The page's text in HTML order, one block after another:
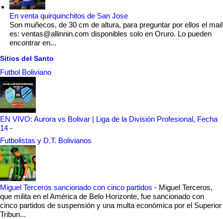
En venta quirquinchitos de San Jose
Son muñecos, de 30 cm de altura, para preguntar por ellos el mail
es: ventas@allinnin.com disponibles solo en Oruro. Lo pueden
encontrar en...
Sitios del Santo
Futbol Boliviano
EN VIVO: Aurora vs Bolivar | Liga de la División Profesional, Fecha
14 -
Futbolistas y D.T. Bolivianos
Miguel Terceros sancionado con cinco partidos - Miguel Terceros,
que milita en el América de Belo Horizonte, fue sancionado con
cinco partidos de suspensión y una multa económica por el Superior
Tribun...